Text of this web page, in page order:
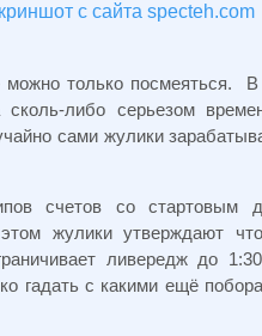
с сайта specteh.com
только посмеяться.
либо серьезом
сами жулики
счетов со стартовым
жулики утверждают что
ливередж до
гадать с какими ещё